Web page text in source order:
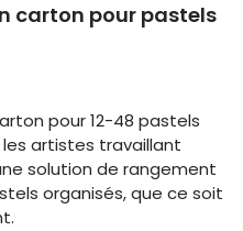
carton pour pastels
pour 12-48 pastels
artistes travaillant
solution de rangement
organisés, que ce soit